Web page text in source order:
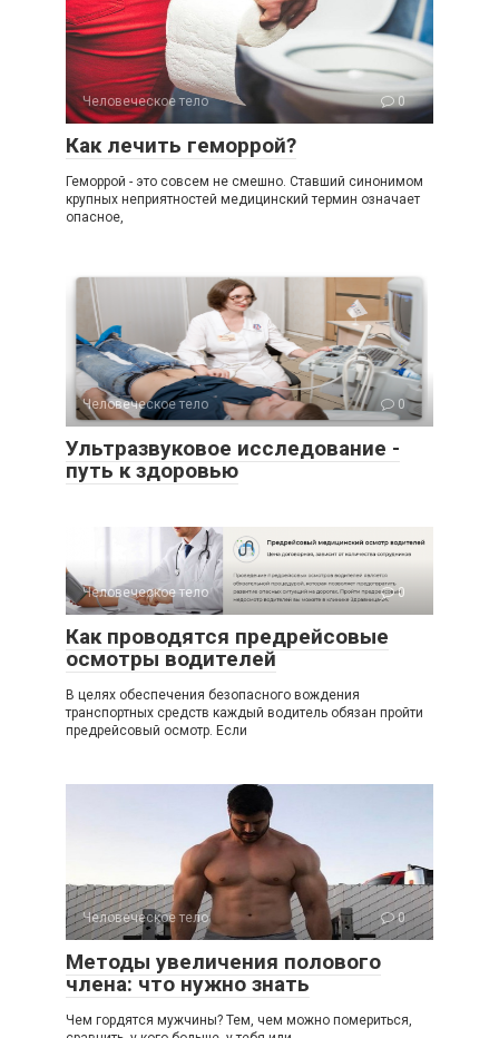
Человеческое тело 0
Как лечить геморрой?
Геморрой - это совсем не смешно. Ставший синонимом
крупных неприятностей медицинский термин означает
опасное,
Человеческое тело 0
Ультразвуковое исследование -
путь к здоровью
Человеческое тело 0
Как проводятся предрейсовые
осмотры водителей
В целях обеспечения безопасного вождения
транспортных средств каждый водитель обязан пройти
предрейсовый осмотр. Если
Человеческое тело 0
Методы увеличения полового
члена: что нужно знать
Чем гордятся мужчины? Тем, чем можно помериться,